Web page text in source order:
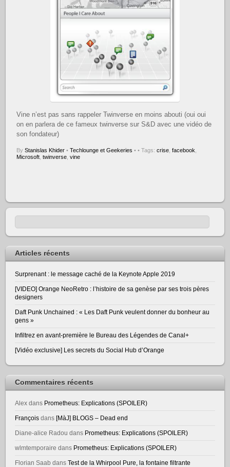
Vine n’est pas sans rappeler Twinverse en moins abouti (oui oui
on en parlera de ce fameux twinverse sur S&D avec une vidéo de
son fondateur)
ByStanislas Khider • Techlounge et Geekeries • • Tags:crise ,facebook
Microsoft ,twinverse ,vine
Articles récents
Surprenant : le message caché de la Keynote Apple 2019
[VIDEO] Orange NeoRetro : l’histoire de sa genèse par ses trois pères
designers
Daft Punk Unchained : « Les Daft Punk veulent donner du bonheur au
gens »
Infiltrez en avant-première le Bureau des Légendes de Canal+
[Vidéo exclusive] Les secrets du Social Hub d’Orange
Commentaires récents
Alex dans Prometheus: Explications (SPOILER)
François dans [MàJ] BLOGS – Dead end
Diane-alice Radou dans Prometheus: Explications (SPOILER)
wlmtemporaire dans Prometheus: Explications (SPOILER)
Florian Saab dansTest de la Whirpool Pure, la fontaine filtrante